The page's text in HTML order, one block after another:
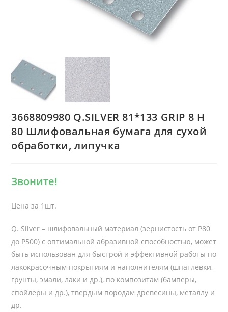
3668809980 Q.SILVER 81*133 GRIP 8 H
80 Шлифовальная бумага для сухой
обработки, липучка
Звоните!
Цена за 1шт.
Q. Silver – шлифовальный материал (зернистость от Р80
до Р500) с оптимальной абразивной способностью, может
быть использован для быстрой и эффективной работы по
лакокрасочным покрытиям и наполнителям (шпатлевки,
грунты, эмали, лаки и др.), по композитам (бамперы,
спойлеры и др.), твердым породам древесины, металлу и
др.